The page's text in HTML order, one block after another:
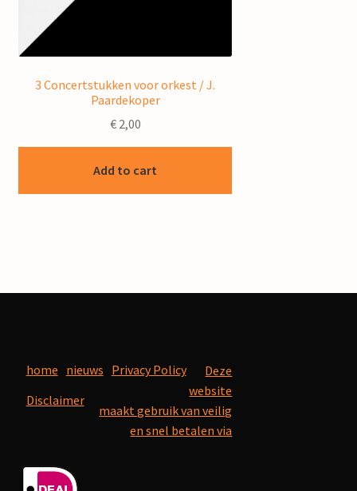
3 Concertstukken voor orkest / J.
Paardekoper
€2,00
Add to cart
home nieuws Privacy Policy
Disclaimer
Deze
website
maakt gebruik van veilig
en snel betalen via